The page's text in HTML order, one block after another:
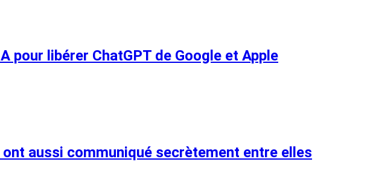
pour libérer ChatGPT de Google et Apple
aussi communiqué secrètement entre elles